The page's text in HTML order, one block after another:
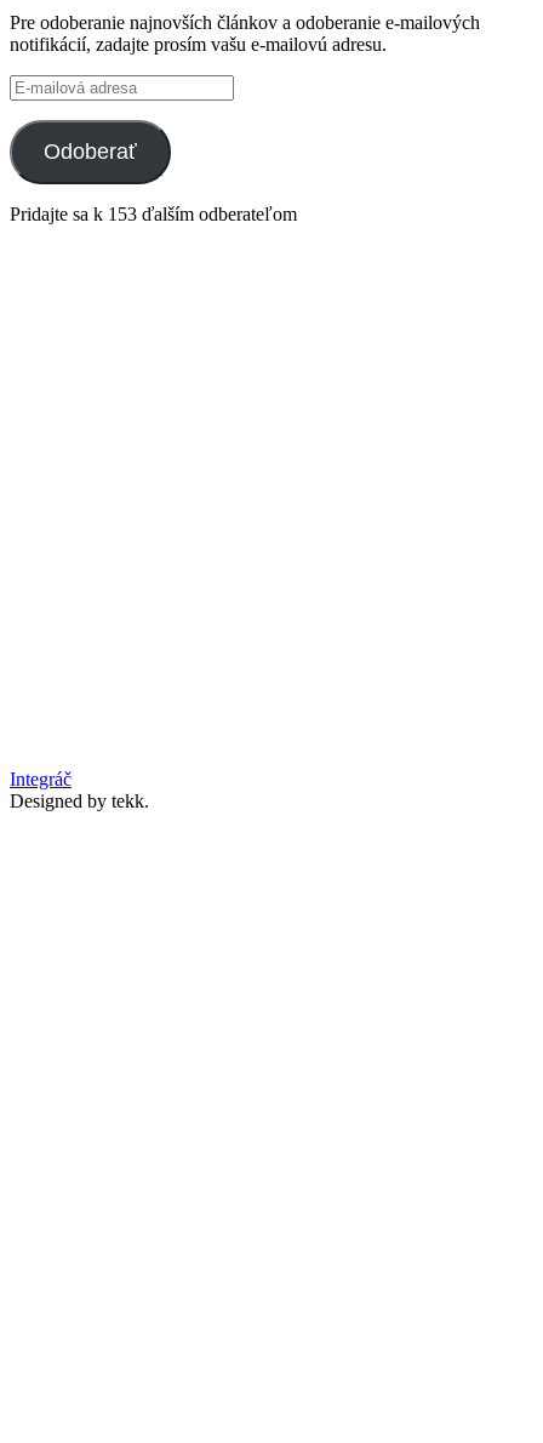
YouTube
Pre odoberanie najnovších článkov a odoberanie e-mailových
notifikácií, zadajte prosím vašu e-mailovú adresu.
E-
mailová
adresa
Odoberať
Pridajte sa k 153 ďalším odberateľom
Integráč
Designed by tekk.